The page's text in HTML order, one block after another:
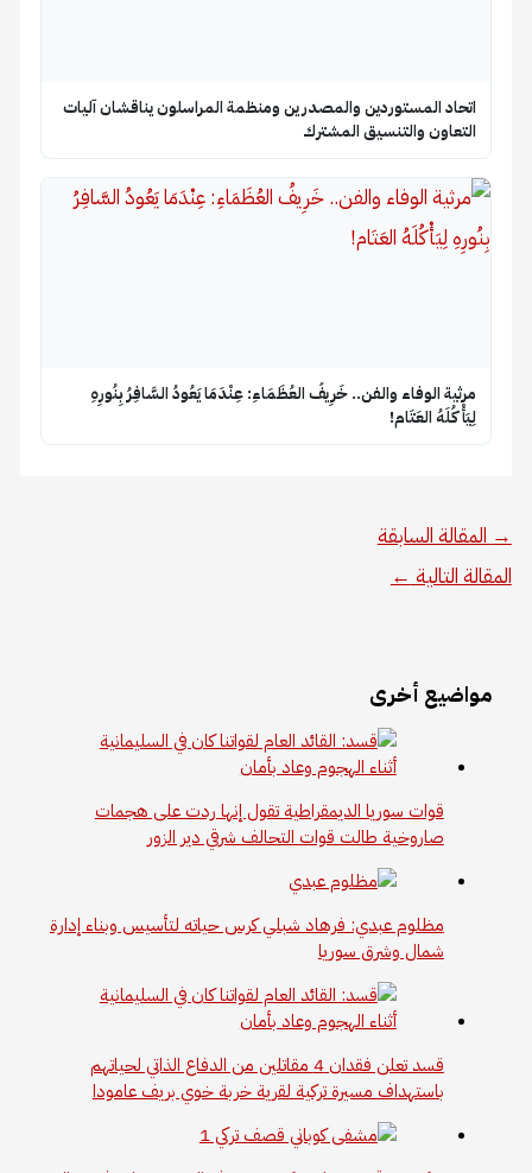
اتحاد المستوردين والمصدرين ومنظمة المراسلون يناقشان آليات
التعاون والتنسيق المشترك
​مرثية الوفاء والفن.. خَرِيفُ العُظَمَاءِ: عِنْدَمَا يَعُودُ السَّافِرُ بِنُورِهِ
لِيَأْكُلَهُ العَتَام!
→ المقالة السابقة
المقالة التالية ←
مواضيع أخرى
قوات سوريا الديمقراطية تقول إنها ردت على هجمات
صاروخية طالت قوات التحالف شرقي دير الزور
مظلوم عبدي: فرهاد شبلي كرس حياته لتأسيس وبناء إدارة
شمال وشرق سوريا
قسد تعلن فقدان 4 مقاتلين من الدفاع الذاتي لحياتهم
باستهداف مسيرة تركية لقرية خربة خوي بريف عامودا